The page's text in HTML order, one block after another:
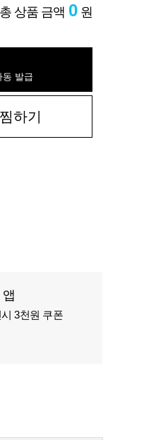
총 상품 금액 0 원
동 발급
찜하기
3천원 쿠폰